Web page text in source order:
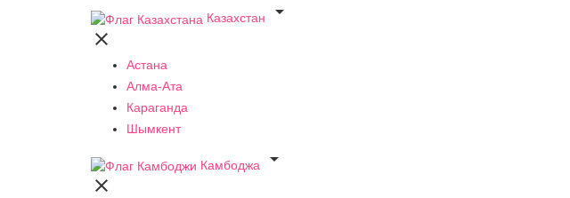
Казахстан


Астана
Алма-Ата
Караганда
Шымкент
Камбоджа

